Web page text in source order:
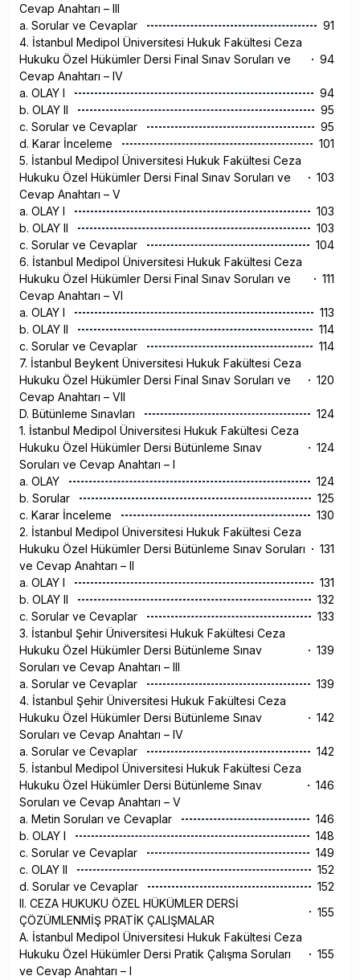
Cevap Anahtarı – III
a. Sorular ve Cevaplar
91
4. İstanbul Medipol Üniversitesi Hukuk Fakültesi Ceza
Hukuku Özel Hükümler Dersi Final Sınav Soruları ve
Cevap Anahtarı – IV
94
a. OLAY I
94
b. OLAY II
95
c. Sorular ve Cevaplar
95
d. Karar İnceleme
101
5. İstanbul Medipol Üniversitesi Hukuk Fakültesi Ceza
Hukuku Özel Hükümler Dersi Final Sınav Soruları ve
Cevap Anahtarı – V
103
a. OLAY I
103
b. OLAY II
103
c. Sorular ve Cevaplar
104
6. İstanbul Medipol Üniversitesi Hukuk Fakültesi Ceza
Hukuku Özel Hükümler Dersi Final Sınav Soruları ve
Cevap Anahtarı – VI
111
a. OLAY I
113
b. OLAY II
114
c. Sorular ve Cevaplar
114
7. İstanbul Beykent Üniversitesi Hukuk Fakültesi Ceza
Hukuku Özel Hükümler Dersi Final Sınav Soruları ve
Cevap Anahtarı – VII
120
D. Bütünleme Sınavları
124
1. İstanbul Medipol Üniversitesi Hukuk Fakültesi Ceza
Hukuku Özel Hükümler Dersi Bütünleme Sınav
Soruları ve Cevap Anahtarı – I
124
a. OLAY
124
b. Sorular
125
c. Karar İnceleme
130
2. İstanbul Medipol Üniversitesi Hukuk Fakültesi Ceza
Hukuku Özel Hükümler Dersi Bütünleme Sınav Soruları
ve Cevap Anahtarı – II
131
a. OLAY I
131
b. OLAY II
132
c. Sorular ve Cevaplar
133
3. İstanbul Şehir Üniversitesi Hukuk Fakültesi Ceza
Hukuku Özel Hükümler Dersi Bütünleme Sınav
Soruları ve Cevap Anahtarı – III
139
a. Sorular ve Cevaplar
139
4. İstanbul Şehir Üniversitesi Hukuk Fakültesi Ceza
Hukuku Özel Hükümler Dersi Bütünleme Sınav
Soruları ve Cevap Anahtarı – IV
142
a. Sorular ve Cevaplar
142
5. İstanbul Medipol Üniversitesi Hukuk Fakültesi Ceza
Hukuku Özel Hükümler Dersi Bütünleme Sınav
Soruları ve Cevap Anahtarı – V
146
a. Metin Soruları ve Cevaplar
146
b. OLAY I
148
c. Sorular ve Cevaplar
149
c. OLAY II
152
d. Sorular ve Cevaplar
152
II. CEZA HUKUKU ÖZEL HÜKÜMLER DERSİ
ÇÖZÜMLENMİŞ PRATİK ÇALIŞMALAR
155
A. İstanbul Medipol Üniversitesi Hukuk Fakültesi Ceza
Hukuku Özel Hükümler Dersi Pratik Çalışma Soruları
ve Cevap Anahtarı – I
155